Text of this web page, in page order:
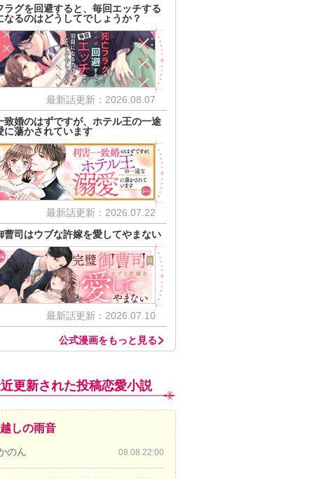
ラグを回避すると、毎回エッチする
なるのはどうしてでしょうか？
最新話更新：2026.08.07
致婚のはずですが、ホテル王の一途
に蕩かされています
最新話更新：2026.07.22
曹司はウブな許嫁を愛してやまない
最新話更新：2026.07.10
公式漫画をもっと見る
更新された投稿恋愛小説
しの雨音
のん 08.08 22:00